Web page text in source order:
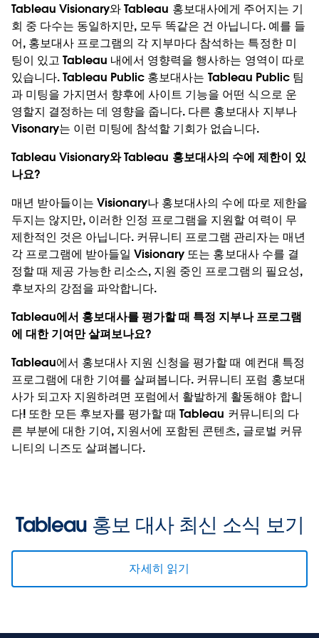
Tableau Visionary와 Tableau 홍보대사에게 주어지는 기
회 중 다수는 동일하지만, 모두 똑같은 건 아닙니다. 예를 들
어, 홍보대사 프로그램의 각 지부마다 참석하는 특정한 미
팅이 있고 Tableau 내에서 영향력을 행사하는 영역이 따로
있습니다. Tableau Public 홍보대사는 Tableau Public 팀
과 미팅을 가지면서 향후에 사이트 기능을 어떤 식으로 운
영할지 결정하는 데 영향을 줍니다. 다른 홍보대사 지부나
Visonary는 이런 미팅에 참석할 기회가 없습니다.
Tableau Visionary와 Tableau 홍보대사의 수에 제한이 있
나요?
매년 받아들이는 Visionary나 홍보대사의 수에 따로 제한을
두지는 않지만, 이러한 인정 프로그램을 지원할 여력이 무
제한적인 것은 아닙니다. 커뮤니티 프로그램 관리자는 매년
각 프로그램에 받아들일 Visionary 또는 홍보대사 수를 결
정할 때 제공 가능한 리소스, 지원 중인 프로그램의 필요성,
후보자의 강점을 파악합니다.
Tableau에서 홍보대사를 평가할 때 특정 지부나 프로그램
에 대한 기여만 살펴보나요?
Tableau에서 홍보대사 지원 신청을 평가할 때 예컨대 특정
프로그램에 대한 기여를 살펴봅니다. 커뮤니티 포럼 홍보대
사가 되고자 지원하려면 포럼에서 활발하게 활동해야 합니
다! 또한 모든 후보자를 평가할 때 Tableau 커뮤니티의 다
른 부분에 대한 기여, 지원서에 포함된 콘텐츠, 글로벌 커뮤
니티의 니즈도 살펴봅니다.
Tableau 홍보 대사 최신 소식 보기
자세히 읽기